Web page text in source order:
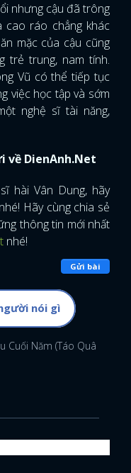
nhưng cậu đã trông
cao ráo chẳng khác
mặc của cậu cũng
trẻ trung, nam tính.
Vũ có thể tiếp tục
việc học tập và sớm
nghệ sĩ tài năng,
về DienAnh.Net
hài Vân Dung, hãy
Hãy cùng chia sẻ
thông tin mới nhất
nhé!
Gửi bài
nói gì
Cuối Năm (Táo Quân)